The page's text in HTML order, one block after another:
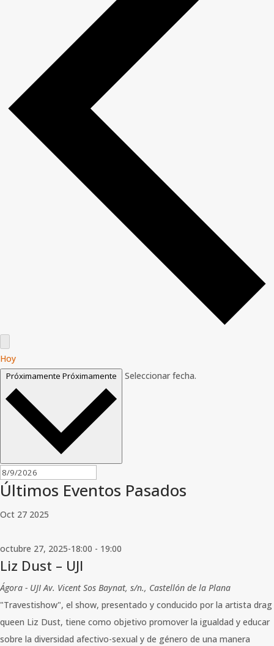
Hoy
Próximamente Próximamente Seleccionar fecha.
Últimos Eventos Pasados
Oct 27 2025
octubre 27, 2025-18:00 - 19:00
Liz Dust – UJI
Ágora - UJIAv. Vicent Sos Baynat, s/n., Castellón de la Plana
"Travestishow", el show, presentado y conducido por la artista drag
queen Liz Dust, tiene como objetivo promover la igualdad y educar
sobre la diversidad afectivo-sexual y de género de una manera